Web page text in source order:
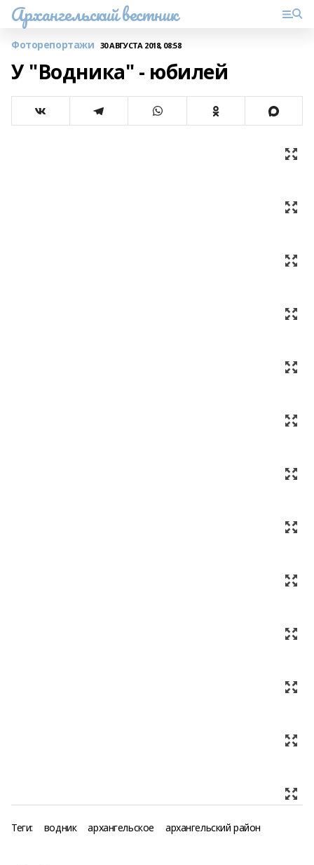
Архангельский вестник
Фоторепортажи 30 АВГУСТА 2018, 08:58
У "Водника" - юбилей
Теги: водник архангельское архангельский район